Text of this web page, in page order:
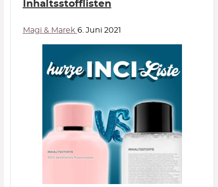
Inhaltsstofflisten
Magi & Marek 6. Juni 2021